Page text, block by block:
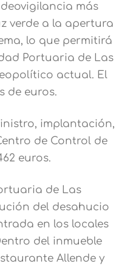
más
verde a la apertura
lo que permitirá
Portuaria de Las
actual. El
de euros.
implantación,
de Control de
euros.
de Las
del desahucio
en los locales
del inmueble
Allende y